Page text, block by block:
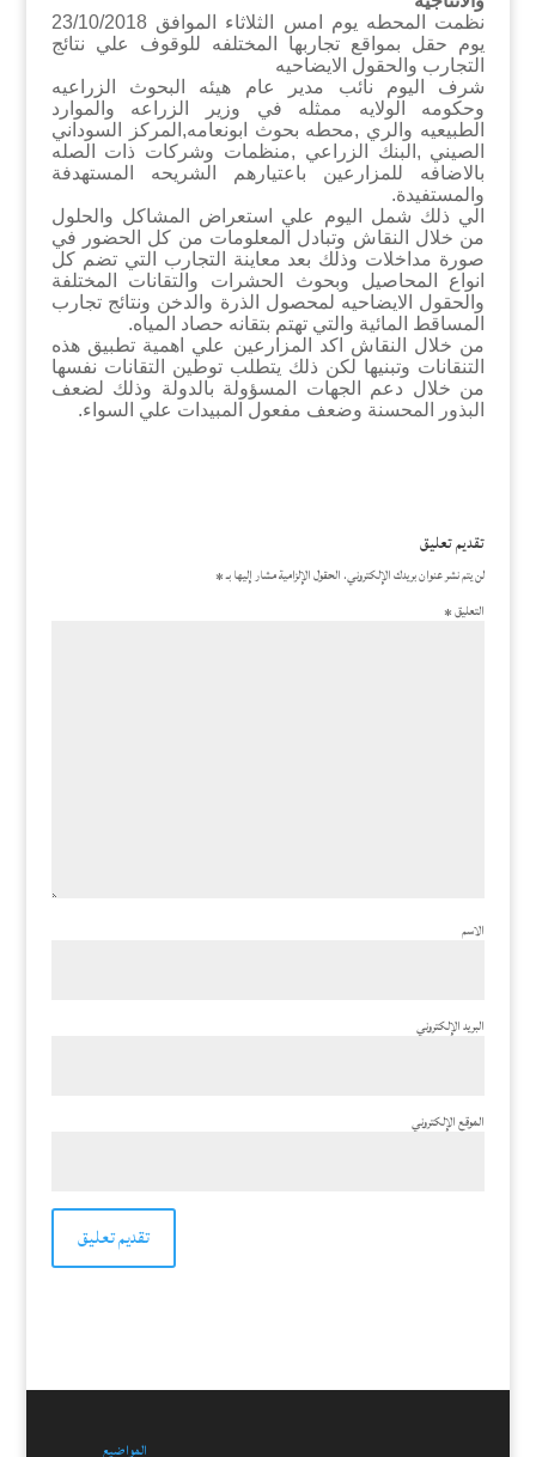
نظمت المحطه يوم امس الثلاثاء الموافق 23/10/2018
يوم حقل بمواقع تجاربها المختلفه للوقوف علي نتائج
التجارب والحقول الايضاحيه
شرف اليوم نائب مدير عام هيئه البحوث الزراعيه
وحكومه الولايه ممثله في وزير الزراعه والموارد
الطبيعيه والري ,محطه بحوث ابونعامه,المركز السوداني
الصيني ,البنك الزراعي ,منظمات وشركات ذات الصله
بالاضافه للمزارعين باعتيارهم الشريحه المستهدفة
والمستفيدة.
الي ذلك شمل اليوم علي استعراض المشاكل والحلول
من خلال النقاش وتبادل المعلومات من كل الحضور في
صورة مداخلات وذلك بعد معاينة التجارب التي تضم كل
انواع المحاصيل وبحوث الحشرات والتقانات المختلفة
والحقول الايضاحيه لمحصول الذرة والدخن ونتائج تجارب
المساقط المائية والتي تهتم بتقانه حصاد المياه.
من خلال النقاش اكد المزارعين علي اهمية تطبيق هذه
التنقانات وتبنيها لكن ذلك يتطلب توطين التقانات نفسها
من خلال دعم الجهات المسؤولة بالدولة وذلك لضعف
البذور المحسنة وضعف مفعول المبيدات علي السواء.
تقديم تعليق
لن يتم نشر عنوان بريدك الإلكتروني. الحقول الإلزامية مشار إليها بـ*
التعليق*
الاسم
البريد الإلكتروني
الموقع الإلكتروني
المواضيع